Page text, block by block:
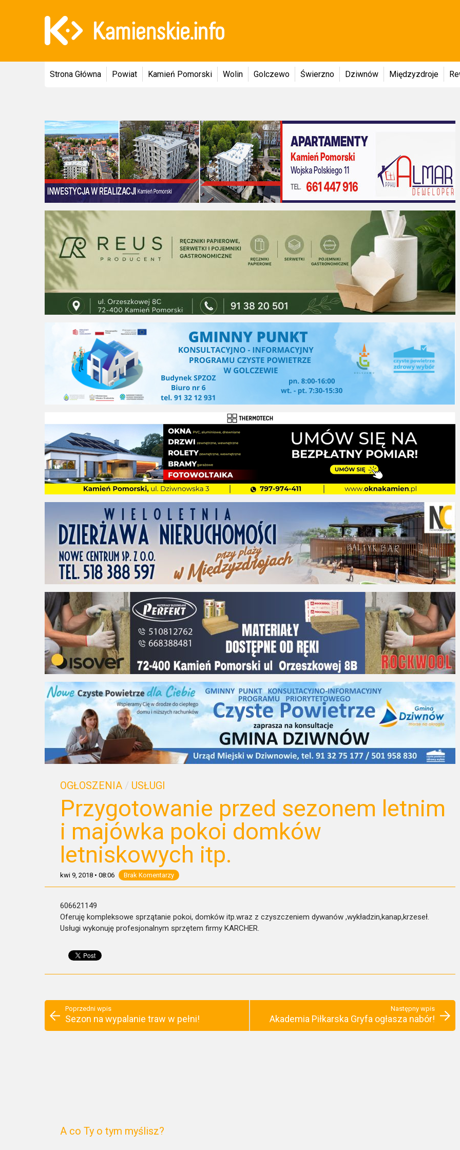
Strona Główna Powiat Kamień Pomorski Wolin Golczewo Świerzno Dziwnów Międzyzdroje
OGŁOSZENIA / USŁUGI
Przygotowanie przed sezonem letnim
i majówka pokoi domków
letniskowych itp.
kwi 9, 2018 • 08:06 Brak Komentarzy
606621149
Oferuję kompleksowe sprzątanie pokoi, domków itp.wraz z czyszczeniem dywanów ,wykładzin,kanap,krzeseł.
Usługi wykonuję profesjonalnym sprzętem firmy KARCHER.
Poprzedni wpis
Sezon na wypalanie traw w pełni!
Następny wpis
Akademia Piłkarska Gryfa ogłasza nabór!
A co Ty o tym myślisz?